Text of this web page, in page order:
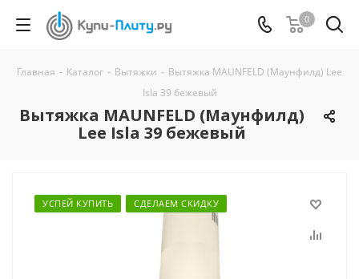
0
Главная - Каталог - Вытяжки - Вытяжка MAUNFELD (Маунфилд) Lee
Isla 39 бежевый
Вытяжка MAUNFELD (Маунфилд)
Lee Isla 39 бежевый
УСПЕЙ КУПИТЬ СДЕЛАЕМ СКИДКУ